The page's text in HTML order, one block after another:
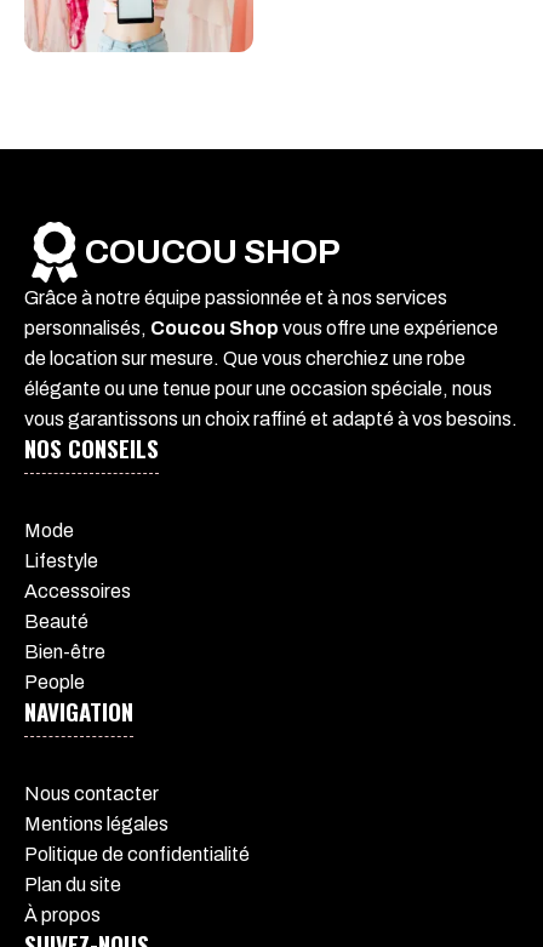
COUCOU SHOP
Grâce à notre équipe passionnée et à nos services
personnalisés, Coucou Shop vous offre une expérience
de location sur mesure. Que vous cherchiez une robe
élégante ou une tenue pour une occasion spéciale, nous
vous garantissons un choix raffiné et adapté à vos besoins.
NOS CONSEILS
Mode
Lifestyle
Accessoires
Beauté
Bien-être
People
NAVIGATION
Nous contacter
Mentions légales
Politique de confidentialité
Plan du site
À propos